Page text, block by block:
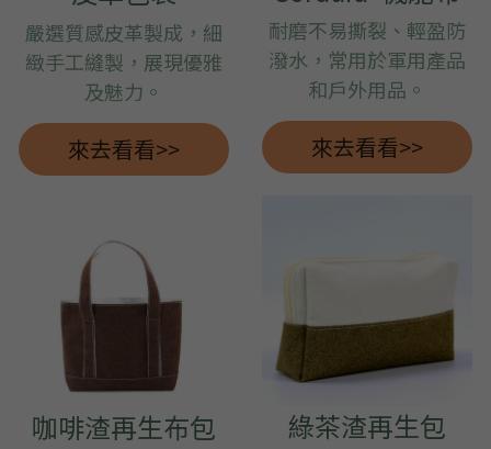
嚴選質感皮革製成，細
緻手工縫製，展現優雅
及魅力。
來去看看>>
咖啡渣再生布包
耐磨不易撕裂、輕盈防
潑水，常用於軍用產品
和戶外用品 。
來去看看>>
綠茶渣再生包